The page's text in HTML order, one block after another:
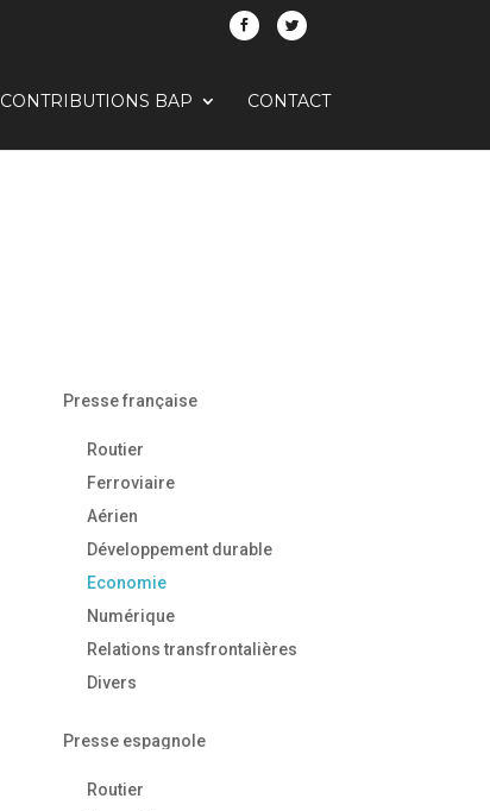
CONTRIBUTIONS BAP CONTACT
Presse française
Routier
Ferroviaire
Aérien
Développement durable
Economie
Numérique
Relations transfrontalières
Divers
Presse espagnole
Routier